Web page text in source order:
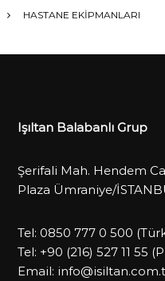
HASTANE EKİPMANLARI
Işıltan Balabanlı Grup
Şerifali Mah. Hendem
Plaza Ümraniye/
Tel: 0850 777 0 500
Tel: +90 (216) 527 11 55
Email: